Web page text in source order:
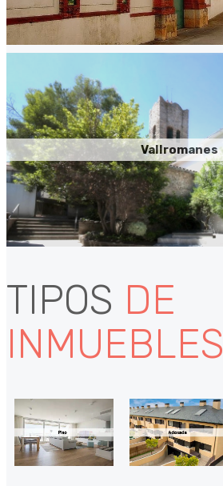
Vallromanes
TIPOS DE
INMUEBLES